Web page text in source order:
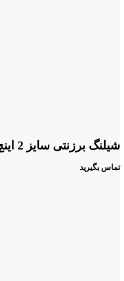
شیلنگ برزنتی سایز 2 اینچ برند اشباخ
تماس بگیرید